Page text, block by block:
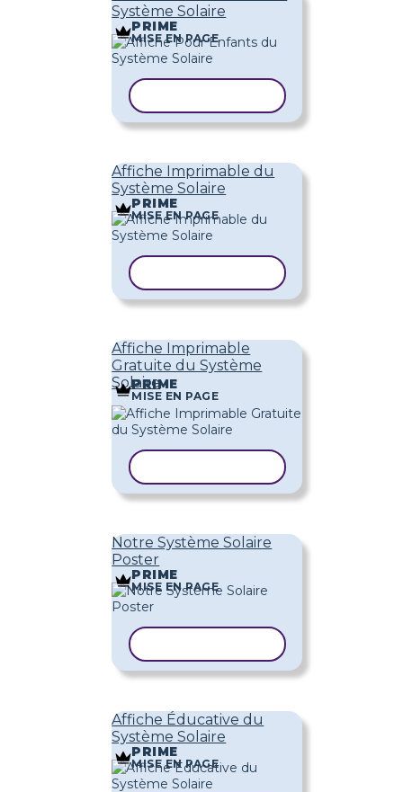
Système Solaire
PRIME
MISE EN PAGE
Affiche Imprimable du
Système Solaire
PRIME
MISE EN PAGE
Affiche Imprimable
Gratuite du Système
Solaire
PRIME
MISE EN PAGE
Notre Système Solaire
Poster
PRIME
MISE EN PAGE
Affiche Éducative du
Système Solaire
PRIME
MISE EN PAGE